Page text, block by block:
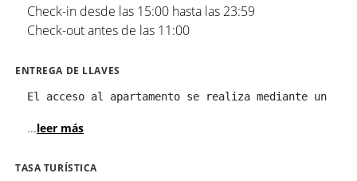
Check-in desde las 15:00 hasta las 23:59
Check-out antes de las 11:00
ENTREGA DE LLAVES
El acceso al apartamento se realiza mediante un
...leer más
TASA TURÍSTICA